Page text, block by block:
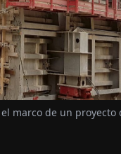
marco de un